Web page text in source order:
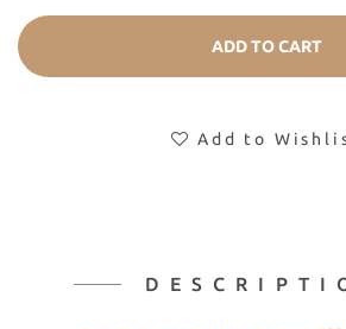
ADD TO CART
Add to